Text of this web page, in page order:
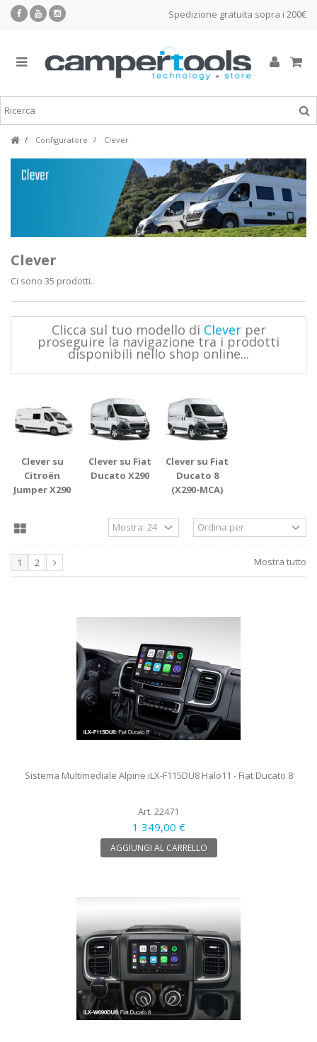
Spedizione gratuita sopra i 200€
Configuratore Clever
Clever
Ci sono 35 prodotti.
Clicca sul tuo modello di Cleverper
proseguire la navigazione tra i prodotti
disponibili nello shop online...
Clever su
Citroën
Jumper X290
Clever su Fiat
Ducato X290
Clever su Fiat
Ducato 8
(X290-MCA)
Mostra tutto
1 2
Sistema Multimediale Alpine iLX-F115DU8 Halo11 - Fiat Ducato 8
Art. 22471
1 349,00 €
AGGIUNGI AL CARRELLO